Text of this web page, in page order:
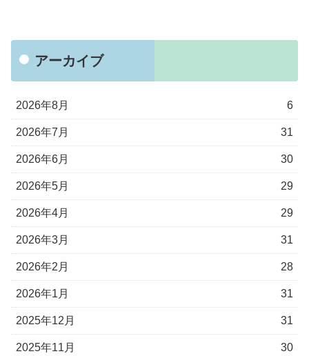
アーカイブ
2026年8月 6
2026年7月 31
2026年6月 30
2026年5月 29
2026年4月 29
2026年3月 31
2026年2月 28
2026年1月 31
2025年12月 31
2025年11月 30